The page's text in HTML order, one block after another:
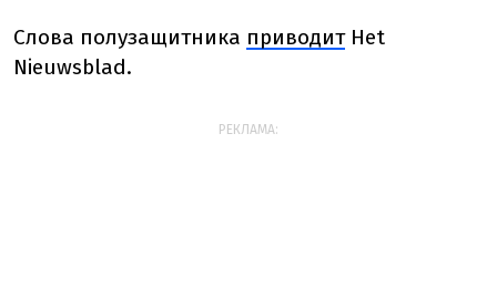
Слова полузащитника приводит Het
Nieuwsblad.
РЕКЛАМА: